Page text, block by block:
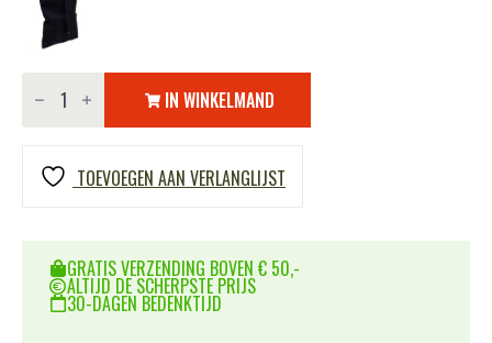
Dump
pouch
Recon
LQ14318
aantal
IN WINKELMAND
TOEVOEGEN AAN VERLANGLIJST
GRATIS VERZENDING BOVEN € 50,-
ALTIJD DE SCHERPSTE PRIJS
30-DAGEN BEDENKTIJD